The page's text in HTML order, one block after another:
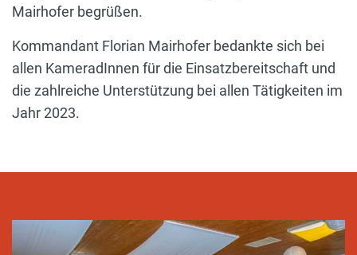
Mairhofer begrüßen.
Kommandant Florian Mairhofer bedankte sich bei
allen KameradInnen für die Einsatzbereitschaft und
die zahlreiche Unterstützung bei allen Tätigkeiten im
Jahr 2023.